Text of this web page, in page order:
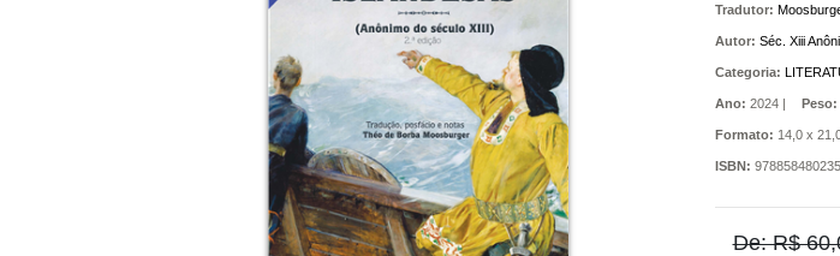
Tradutor:
Autor: Séc. Xiii
Categoria:
Ano: 2024 | Peso:
Formato: 14,0 x
ISBN:
De: R$